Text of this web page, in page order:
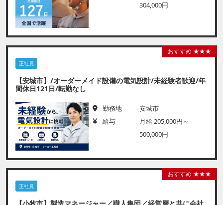
304,000円
おすすめ ★★★
正社員
【安城市】/オーダーメイド設備の電気設計/未経験者歓迎/年
間休日121日/転勤なし
勤務地
安城市
給与
月給 205,000円～
500,000円
おすすめ ★★★
正社員
【小牧市】製造マネージャー／職人集団／経営層と共に会社